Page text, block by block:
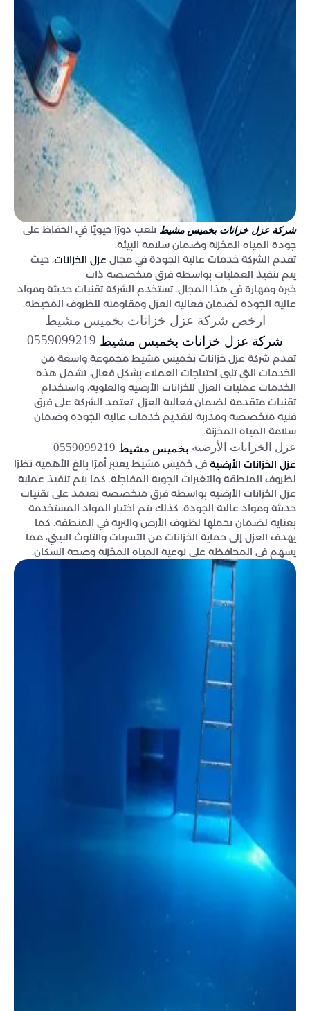
شركة عزل خزانات بخميس مشيط تلعب دورًا حيويًا في الحفاظ على
جودة المياه المخزنة وضمان سلامة البيئة.
تقدم الشركة خدمات عالية الجودة في مجال عزل الخزانات، حيث
يتم تنفيذ العمليات بواسطة فرق متخصصة ذات
خبرة ومهارة في هذا المجال. تستخدم الشركة تقنيات حديثة ومواد
عالية الجودة لضمان فعالية العزل ومقاومته للظروف المحيطة.
ارخص شركة عزل خزانات بخميس مشيط
شركة عزل خزانات بخميس مشيط
تقدم شركة عزل خزانات بخميس مشيط مجموعة واسعة من
الخدمات التي تلبي احتياجات العملاء بشكل فعال. تشمل هذه
الخدمات عمليات العزل للخزانات الأرضية والعلوية، واستخدام
تقنيات متقدمة لضمان فعالية العزل. تعتمد الشركة على فرق
فنية متخصصة ومدربة لتقديم خدمات عالية الجودة وضمان
سلامة المياه المخزنة.
عزل الخزانات الأرضية بخميس مشيط
عزل الخزانات الأرضية في خميس مشيط يعتبر أمرًا بالغ الأهمية نظرًا
لظروف المنطقة والتغيرات الجوية المفاجئة. كما يتم تنفيذ عملية
عزل الخزانات الأرضية بواسطة فرق متخصصة تعتمد على تقنيات
حديثة ومواد عالية الجودة. كذلك يتم اختيار المواد المستخدمة
بعناية لضمان تحملها لظروف الأرض والتربة في المنطقة. كما
يهدف العزل إلى حماية الخزانات من التسربات والتلوث البيئي، مما
يسهم في المحافظة على نوعية المياه المخزنة وصحة السكان.